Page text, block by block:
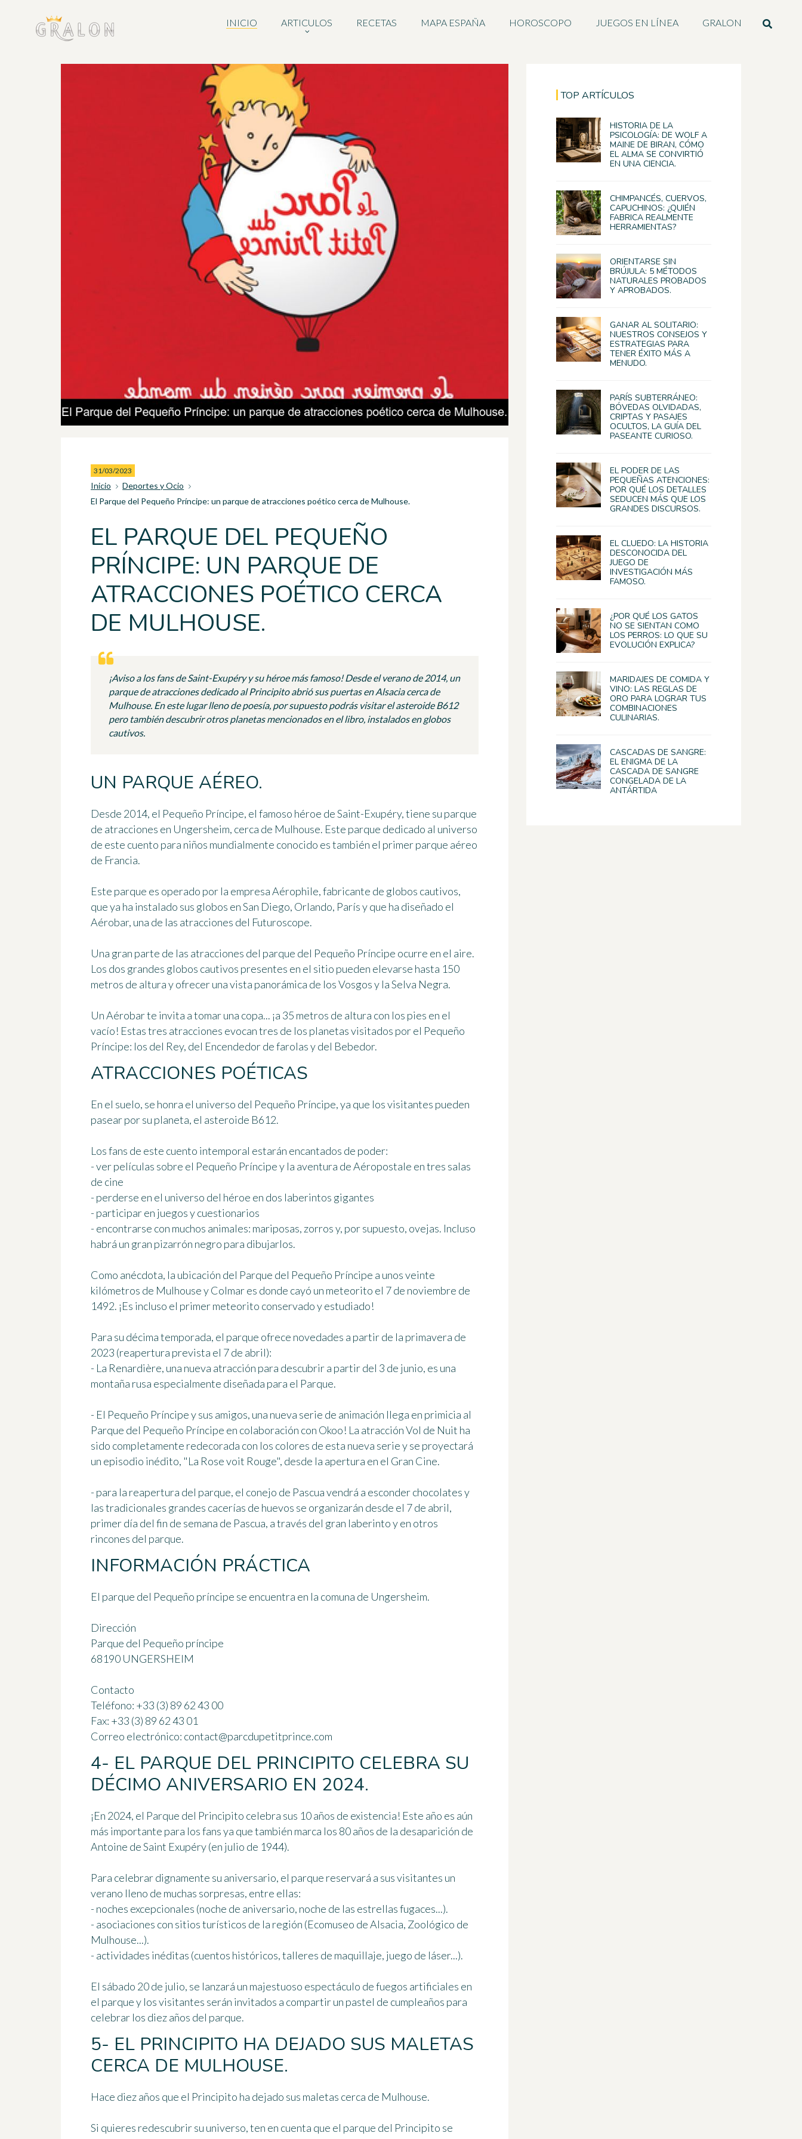
INICIO ARTICULOS RECETAS MAPA ESPAÑA HOROSCOPO JUEGOS EN LÍNEA GRALON
31/03/2023
Inicio
Deportes y Ocio
El Parque del Pequeño Príncipe: un parque de atracciones poético cerca de Mulhouse.
EL PARQUE DEL PEQUEÑO
PRÍNCIPE: UN PARQUE DE
ATRACCIONES POÉTICO CERCA
DE MULHOUSE.
¡Aviso a los fans de Saint-Exupéry y su héroe más famoso! Desde el verano de 2014, un
parque de atracciones dedicado al Principito abrió sus puertas en Alsacia cerca de
Mulhouse. En este lugar lleno de poesía, por supuesto podrás visitar el asteroide B612
pero también descubrir otros planetas mencionados en el libro, instalados en globos
cautivos.
UN PARQUE AÉREO.
Desde 2014, el Pequeño Príncipe, el famoso héroe de Saint-Exupéry, tiene su parque
de atracciones en Ungersheim, cerca de Mulhouse. Este parque dedicado al universo
de este cuento para niños mundialmente conocido es también el primer parque aéreo
de Francia.
Este parque es operado por la empresa Aérophile, fabricante de globos cautivos,
que ya ha instalado sus globos en San Diego, Orlando, París y que ha diseñado el
Aérobar, una de las atracciones del Futuroscope.
Una gran parte de las atracciones del parque del Pequeño Príncipe ocurre en el aire.
Los dos grandes globos cautivos presentes en el sitio pueden elevarse hasta 150
metros de altura y ofrecer una vista panorámica de los Vosgos y la Selva Negra.
Un Aérobar te invita a tomar una copa... ¡a 35 metros de altura con los pies en el
vacío! Estas tres atracciones evocan tres de los planetas visitados por el Pequeño
Príncipe: los del Rey, del Encendedor de farolas y del Bebedor.
ATRACCIONES POÉTICAS
En el suelo, se honra el universo del Pequeño Príncipe, ya que los visitantes pueden
pasear por su planeta, el asteroide B612.
Los fans de este cuento intemporal estarán encantados de poder:
- ver películas sobre el Pequeño Príncipey la aventura de Aéropostale en tres salas
de cine
- perderse en el universo del héroe en dos laberintos gigantes
- participar en juegos y cuestionarios
- encontrarse con muchos animales: mariposas, zorros y, por supuesto, ovejas. Incluso
habrá un gran pizarrón negro para dibujarlos.
Como anécdota, la ubicación del Parque del Pequeño Príncipe a unos veinte
kilómetros de Mulhouse yColmares donde cayó un meteorito el 7 de noviembre de
1492. ¡Es incluso el primer meteorito conservado y estudiado!
Para su décima temporada, el parque ofrece novedades a partir de la primavera de
2023 (reapertura prevista el 7 de abril):
- La Renardière, una nueva atracción para descubrir a partir del 3 de junio, es una
montaña rusa especialmente diseñada para el Parque.
- El Pequeño Príncipe y sus amigos, una nueva serie de animación llega en primicia al
Parque del Pequeño Príncipe en colaboración con Okoo! La atracción Vol de Nuit ha
sido completamente redecorada con los colores de esta nueva serie y se proyectará
un episodio inédito, "La Rose voit Rouge", desde la apertura en el Gran Cine.
- para la reapertura del parque, el conejo de Pascua vendrá a esconder chocolates y
las tradicionales grandes cacerías de huevos se organizarán desde el 7 de abril,
primer día del fin de semana de Pascua, a través del gran laberinto y en otros
rincones del parque.
INFORMACIÓN PRÁCTICA
El parque del Pequeño príncipe se encuentra en la comuna de Ungersheim.
Dirección
Parque del Pequeño príncipe
68190 UNGERSHEIM
Contacto
Teléfono: +33 (3) 89 62 43 00
Fax: +33 (3) 89 62 43 01
Correo electrónico: contact@parcdupetitprince.com
4- EL PARQUE DEL PRINCIPITO CELEBRA SU
DÉCIMO ANIVERSARIO EN 2024.
¡En 2024, el Parque del Principito celebra sus 10 años de existencia! Este año es aún
más importante para los fans ya que también marca los 80 años de la desaparición de
Antoine de Saint Exupéry(en julio de 1944).
Para celebrar dignamente su aniversario, el parque reservará a sus visitantes un
verano lleno de muchas sorpresas, entre ellas:
- noches excepcionales (noche de aniversario, noche de las estrellas fugaces...).
- asociaciones con sitios turísticos de la región (Ecomuseo de Alsacia, Zoológico de
Mulhouse...).
- actividades inéditas (cuentos históricos, talleres de maquillaje, juego de láser...).
El sábado 20 de julio, se lanzará un majestuoso espectáculo de fuegos artificiales en
el parque y los visitantes serán invitados a compartir un pastel de cumpleaños para
celebrar los diez años del parque.
5- EL PRINCIPITO HA DEJADO SUS MALETAS
CERCA DE MULHOUSE.
Hace diez años que el Principito ha dejado sus maletas cerca de Mulhouse.
Si quieres redescubrir su universo, ten en cuenta que el parque del Principito se
TOP ARTÍCULOS
HISTORIA DE LA
PSICOLOGÍA: DE WOLF A
MAINE DE BIRAN, CÓMO
EL ALMA SE CONVIRTIÓ
EN UNA CIENCIA.
CHIMPANCÉS, CUERVOS,
CAPUCHINOS: ¿QUIÉN
FABRICA REALMENTE
HERRAMIENTAS?
ORIENTARSE SIN
BRÚJULA: 5 MÉTODOS
NATURALES PROBADOS
Y APROBADOS.
GANAR AL SOLITARIO:
NUESTROS CONSEJOS Y
ESTRATEGIAS PARA
TENER ÉXITO MÁS A
MENUDO.
PARÍS SUBTERRÁNEO:
BÓVEDAS OLVIDADAS,
CRIPTAS Y PASAJES
OCULTOS, LA GUÍA DEL
PASEANTE CURIOSO.
EL PODER DE LAS
PEQUEÑAS ATENCIONES:
POR QUÉ LOS DETALLES
SEDUCEN MÁS QUE LOS
GRANDES DISCURSOS.
EL CLUEDO: LA HISTORIA
DESCONOCIDA DEL
JUEGO DE
INVESTIGACIÓN MÁS
FAMOSO.
¿POR QUÉ LOS GATOS
NO SE SIENTAN COMO
LOS PERROS: LO QUE SU
EVOLUCIÓN EXPLICA?
MARIDAJES DE COMIDA Y
VINO: LAS REGLAS DE
ORO PARA LOGRAR TUS
COMBINACIONES
CULINARIAS.
CASCADAS DE SANGRE:
EL ENIGMA DE LA
CASCADA DE SANGRE
CONGELADA DE LA
ANTÁRTIDA